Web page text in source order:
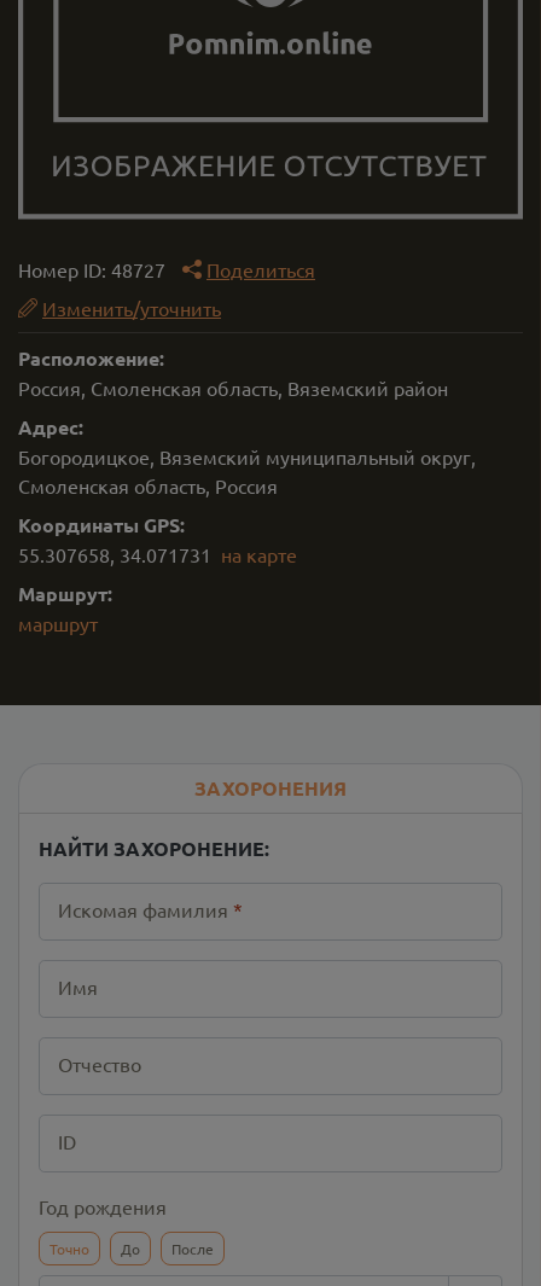
Номер ID: 48727
Поделиться
Изменить/уточнить
Расположение:
Россия, Смоленская область, Вяземский район
Адрес:
Богородицкое, Вяземский муниципальный округ,
Смоленская область, Россия
Координаты GPS:
55.307658, 34.071731 на карте
Маршрут:
маршрут
ЗАХОРОНЕНИЯ
НАЙТИ ЗАХОРОНЕНИЕ:
Искомая фамилия *
Имя
Отчество
ID
Год рождения
Точно До После